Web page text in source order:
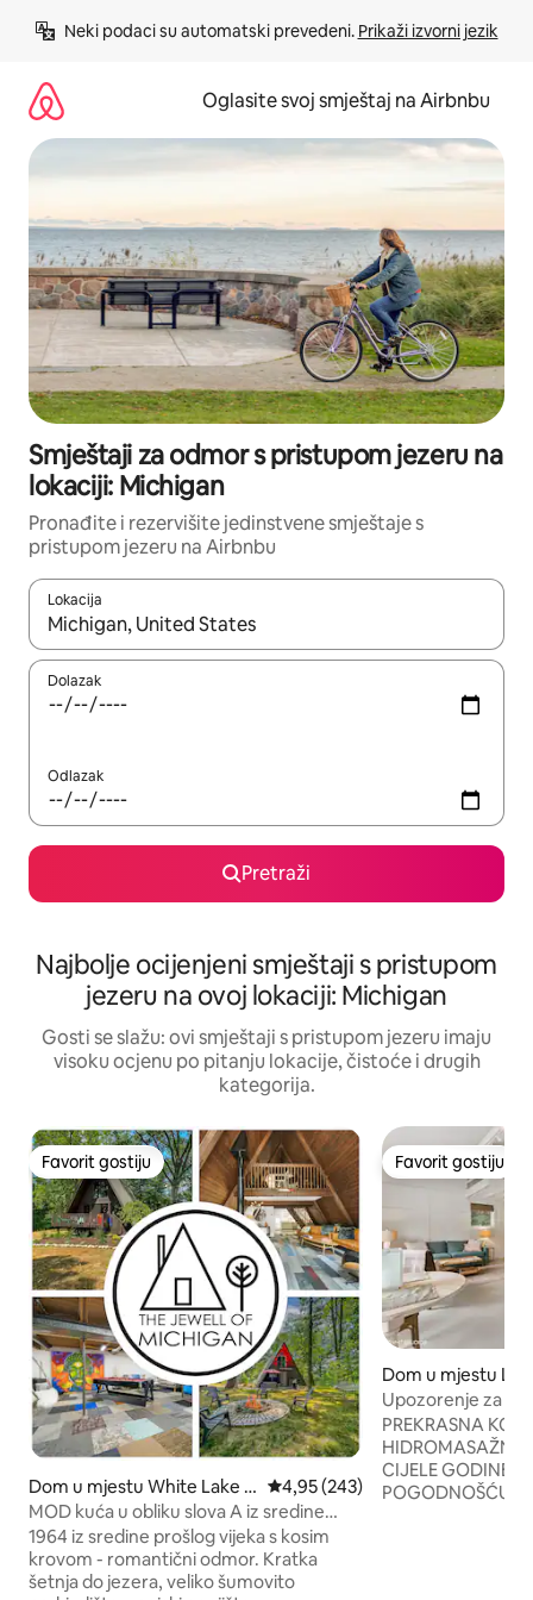
Neki podaci su automatski prevedeni. Prikaži izvorni jezik
Oglasite svoj smještaj na Airbnbu
Smještaji za odmor s pristupom jezeru na
lokaciji: Michigan
Pronađite i rezervišite jedinstvene smještaje s
pristupom jezeru na Airbnbu
Lokacija
Kad rezultati budu dostupni, krećite se gore i dolje pomoću
Dolazak
Odlazak
Pretraži
Najbolje ocijenjeni smještaji s pristupom
jezeru na ovoj lokaciji: Michigan
Gosti se slažu: ovi smještaji s pristupom jezeru imaju
visoku ocjenu po pitanju lokacije, čistoće i drugih
kategorija.
Favorit gostiju
Favorit gostiju
Dom u mjestu White Lake c
harter Township
Prosječna ocjena: 4,95 od 5,
4,95 (243)
MOD kuća u obliku slova A iz sredine
1964. godine s prostorijom za igre
1964 iz sredine prošlog vijeka s kosim
krovom - romantični odmor. Kratka
šetnja do jezera, veliko šumovito
Favorit gostiju
Favorit gostiju
Dom u mjestu
Upozorenje za
masažna kada,
PREKRASNA
CIJELE GODINE I
POGODNOŠĆU